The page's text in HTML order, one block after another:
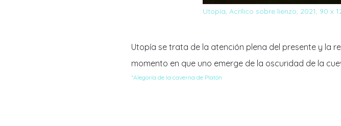
Utopía, Acrílico sobre lienzo, 2021, 90 x
Utopía se trata de la atención plena del presente y la
momento en que uno emerge de la oscuridad de la
*Alegoría de la caverna de Platón